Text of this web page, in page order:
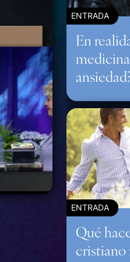
ENTRADA
En
ENTRADA
Qué
cristiano